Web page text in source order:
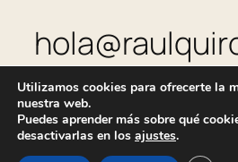
Política de privacidad|Política
Utilizamos cookies para ofrecerte la
nuestra web.
Puedes aprender más sobre qué
desactivarlas en los ajustes.